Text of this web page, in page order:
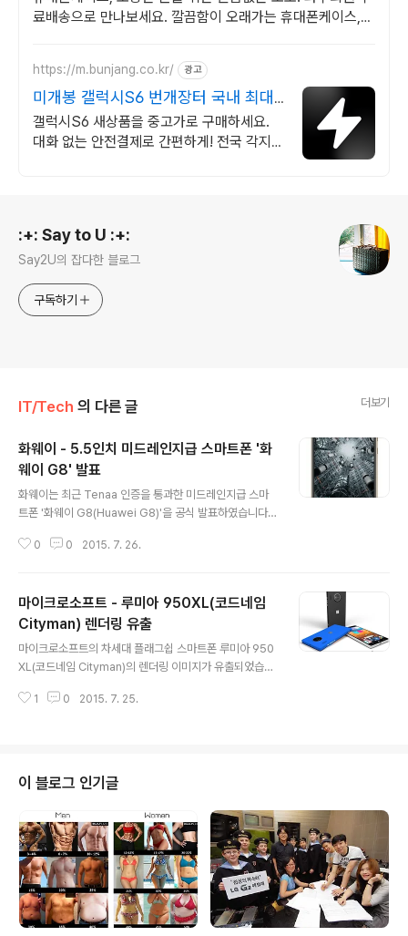
료배송으로 만나보세요. 깔끔함이 오래가는 휴대폰케이스,
https://m.bunjang.co.kr/ 광고
미개봉 갤럭시S6 번개장터 국내 최대
브랜드 중고거래
갤럭시S6 새상품을 중고가로 구매하세요.
대화 없는 안전결제로 간편하게! 전국 각지에
:+: Say to U :+:
Say2U의 잡다한 블로그
구독하기
IT/Tech 의 다른 글 더보기
화웨이 - 5.5인치 미드레인지급 스마트폰 '화
웨이 G8' 발표
화웨이는 최근 Tenaa 인증을 통과한 미드레인지급 스마
트폰 '화웨이 G8(Huawei G8)'을 공식 발표하였습니다.
이와 스냅드래곤 615 옥타코어 프로세서, 아드레노 405
드 5.1(Emotion UI), 지문인식 스캐너가 탑재되어 있습니
다. 또한 메모리 및 저장공간은 2GB RAM / 16GB ROM
과 3GB RAM / 32GB RAM중 선택할 수 있으며, 2GB
모델이 370달러(약 43.3만원), 3GB 모델이 434달러
(약 50.7만원)에 판매될 예정입니다. 출처 : Technodify
http://..
0 0 2015. 7. 26.
마이크로소프트 - 루미아 950XL(코드네임
Cityman) 렌더링 유출
마이크로소프트의 차세대 플래그쉽 스마트폰 루미아 950
XL(코드네임 Cityman)의 렌더링 이미지가 유출되었습니
링을 통해 루미아 950XL은 후면에 트리플 플래시가 탑재
드네임 시티맨) 스펙5.7인치 2K(2560 * 1440) 디스플
레이스냅드래곤 810 헥사코어 프로세서3GB RAM32G
B ROM(microSD 지원)Windows Hello 기능을 위한
적외선 카메라전면 500만 / 후면 2000만 화소 카메라(퓨
어뷰, 트리플 플래시)3300mAh 배터리, Qi 무선 충..
1 0 2015. 7. 25.
이 블로그 인기글